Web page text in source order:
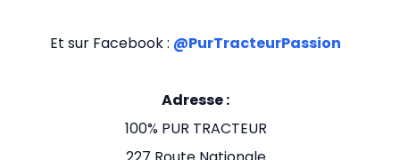
Et sur Facebook : @PurTracteurPassion
Adresse :
100% PUR TRACTEUR